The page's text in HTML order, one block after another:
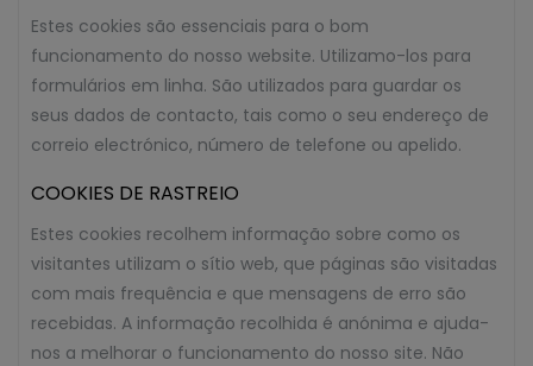
Estes cookies são essenciais para o bom
funcionamento do nosso website. Utilizamo-los para
formulários em linha. São utilizados para guardar os
seus dados de contacto, tais como o seu endereço de
correio electrónico, número de telefone ou apelido.
COOKIES DE RASTREIO
Estes cookies recolhem informação sobre como os
visitantes utilizam o sítio web, que páginas são visitadas
com mais frequência e que mensagens de erro são
recebidas. A informação recolhida é anónima e ajuda-
nos a melhorar o funcionamento do nosso site. Não